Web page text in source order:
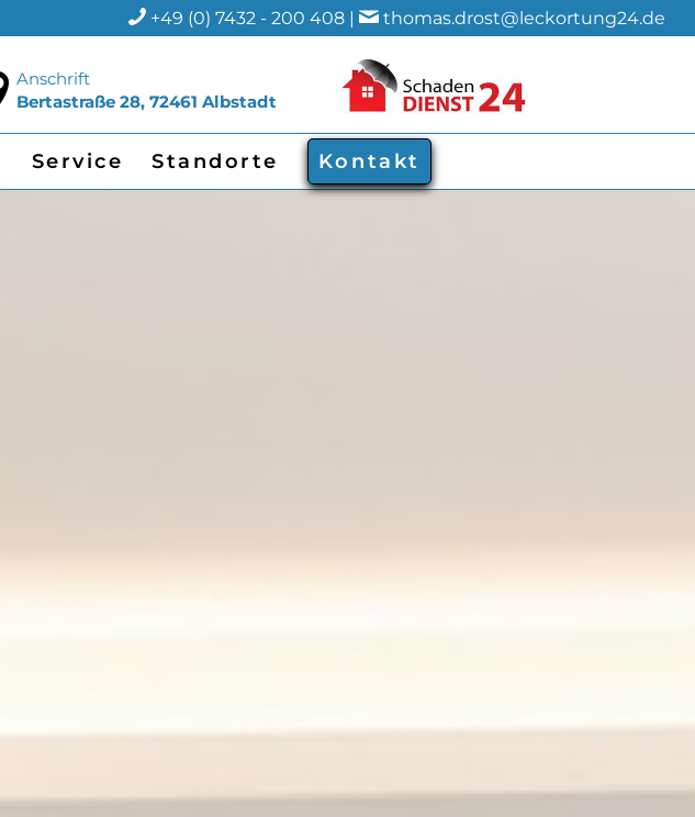
+49 (0) 7432 - 200 408 | thomas.drost@leckortung24.de
Anschrift
Bertastraße 28, 72461 Albstadt
Service Standorte Kontakt